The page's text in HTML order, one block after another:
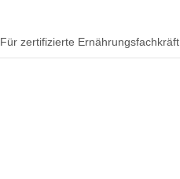
Für zertifizierte Ernährungsfachkräft